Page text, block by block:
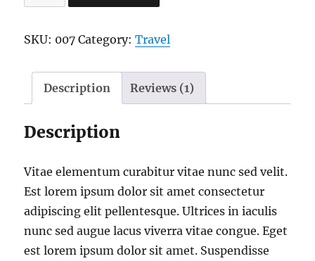
SKU: 007 Category:Travel
Description Reviews (1)
Description
Vitae elementum curabitur vitae nunc sed velit.
Est lorem ipsum dolor sit amet consectetur
adipiscing elit pellentesque. Ultrices in iaculis
nunc sed augue lacus viverra vitae congue. Eget
est lorem ipsum dolor sit amet. Suspendisse